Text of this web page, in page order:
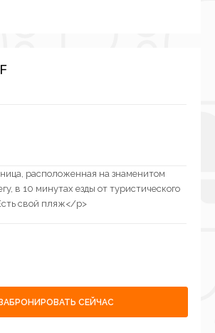
расположенная на знаменитом
в 10 минутах езды от туристического
свой пляж</p>
СЕЙЧАС